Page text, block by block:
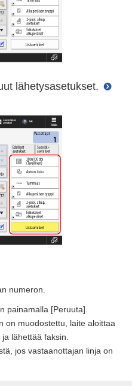
lähetysasetukset.
numeron.
painamalla [Peruuta].
on muodostettu, laite aloittaa
lähettää faksin.
jos vastaanottajan linja on